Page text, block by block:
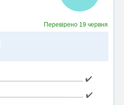
Перевірено 19 червня
✔️
✔️